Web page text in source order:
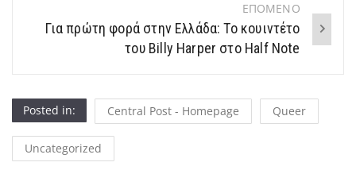
ΕΠΟΜΕΝΟ
Για πρώτη φορά στην Ελλάδα: Το κουιντέτο
του Billy Harper στο Half Note
Posted in: Central Post - Homepage Queer
Uncategorized